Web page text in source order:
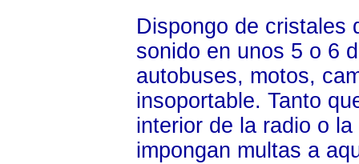
Dispongo de cristales
sonido en unos 5 o 6
autobuses, motos,
insoportable. Tanto
interior de la radio o
impongan multas a